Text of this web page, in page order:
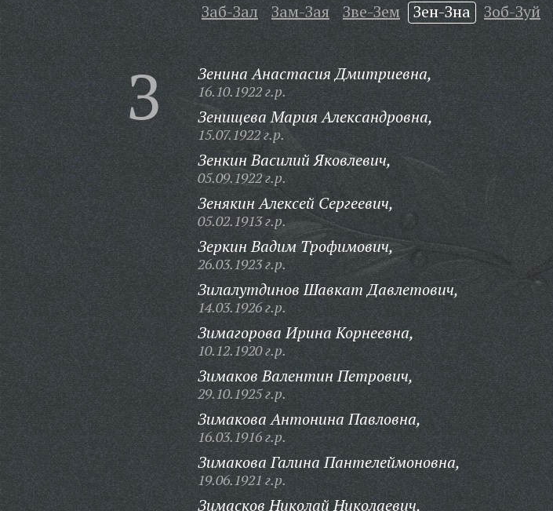
Заб-Зал Зам-Зая Зве-Зем Зен-Зна Зоб-Зуй
З Зенина Анастасия Дмитриевна,
16.10.1922 г.р.
Зенищева Мария Александровна,
15.07.1922 г.р.
Зенкин Василий Яковлевич,
05.09.1922 г.р.
Зенякин Алексей Сергеевич,
05.02.1913 г.р.
Зеркин Вадим Трофимович,
26.03.1923 г.р.
Зилалутдинов Шавкат Давлетович,
14.03.1926 г.р.
Зимагорова Ирина Корнеевна,
10.12.1920 г.р.
Зимаков Валентин Петрович,
29.10.1925 г.р.
Зимакова Антонина Павловна,
16.03.1916 г.р.
Зимакова Галина Пантелеймоновна,
19.06.1921 г.р.
Зимасков Николай Николаевич,